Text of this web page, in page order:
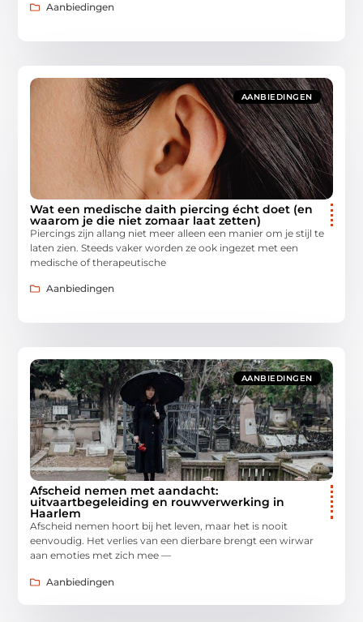
Aanbiedingen
AANBIEDINGEN
Wat een medische daith piercing écht doet (en
waarom je die niet zomaar laat zetten)
Piercings zijn allang niet meer alleen een manier om je stijl te
laten zien. Steeds vaker worden ze ook ingezet met een
medische of therapeutische
Aanbiedingen
AANBIEDINGEN
Afscheid nemen met aandacht:
uitvaartbegeleiding en rouwverwerking in
Haarlem
Afscheid nemen hoort bij het leven, maar het is nooit
eenvoudig. Het verlies van een dierbare brengt een wirwar
aan emoties met zich mee —
Aanbiedingen